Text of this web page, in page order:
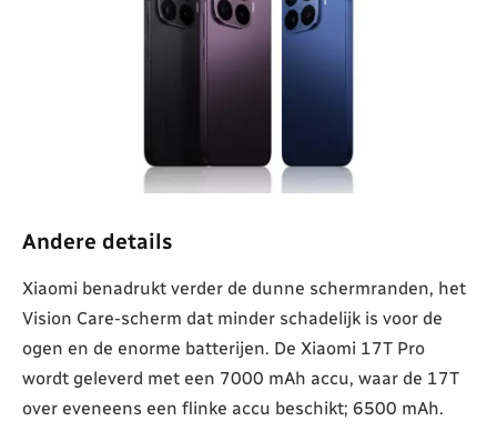
Andere details
Xiaomi benadrukt verder de dunne schermranden, het
Vision Care-scherm dat minder schadelijk is voor de
ogen en de enorme batterijen. De Xiaomi 17T Pro
wordt geleverd met een 7000 mAh accu, waar de 17T
over eveneens een flinke accu beschikt; 6500 mAh.